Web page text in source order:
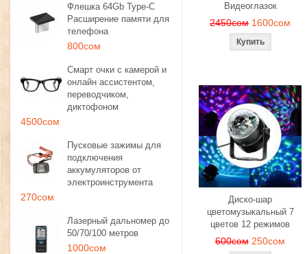
Флешка 64Gb Type-C
Расширение памяти для
телефона
800сом
Смарт очки с камерой и
онлайн ассистентом,
переводчиком,
диктофоном
4500сом
Пусковые зажимы для
подключения
аккумуляторов от
электроинструмента
270сом
Лазерный дальномер до
50/70/100 метров
1000сом
Видеоглазок
2450сом 1600сом
Диско-шар
цветомузыкальный 7
цветов 12 режимов
600сом 250сом